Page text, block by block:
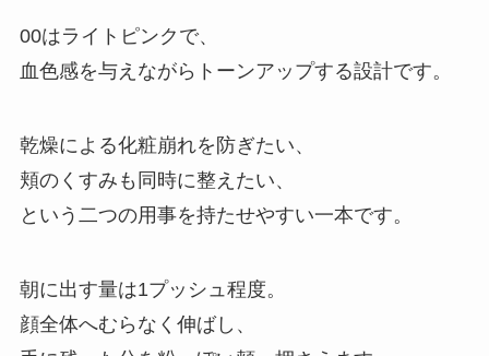
00はライトピンクで、
血色感を与えながらトーンアップする設計です。
乾燥による化粧崩れを防ぎたい、
頬のくすみも同時に整えたい、
という二つの用事を持たせやすい一本です。
朝に出す量は1プッシュ程度。
顔全体へむらなく伸ばし、